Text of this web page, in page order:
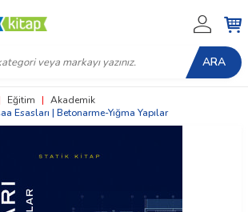
ARA
Eğitim | Akademik
Esasları | Betonarme-Yığma Yapılar